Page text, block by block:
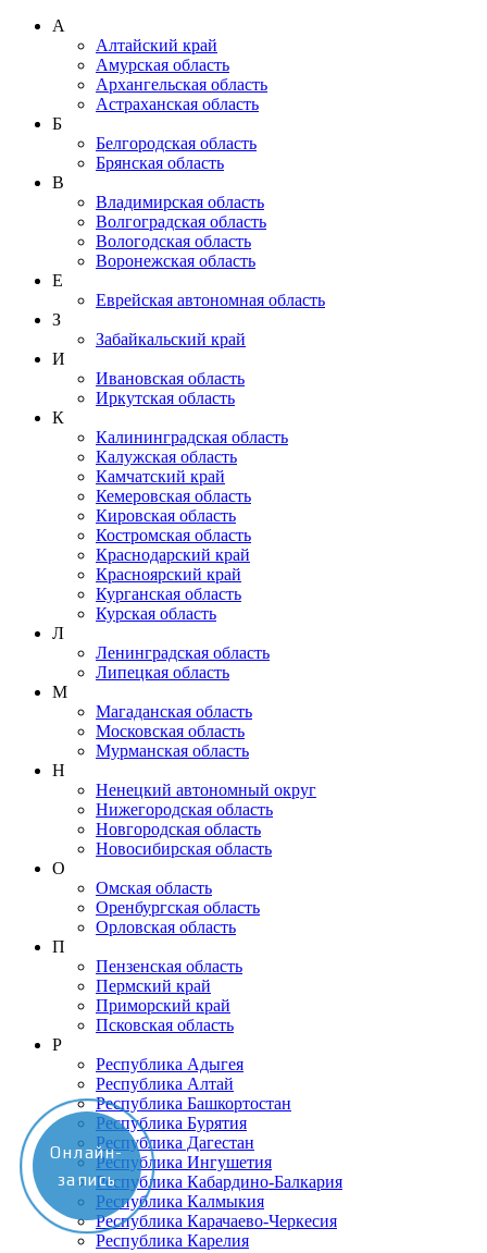
А
Алтайский край
Амурская область
Архангельская область
Астраханская область
Б
Белгородская область
Брянская область
В
Владимирская область
Волгоградская область
Вологодская область
Воронежская область
Е
Еврейская автономная область
З
Забайкальский край
И
Ивановская область
Иркутская область
К
Калининградская область
Калужская область
Камчатский край
Кемеровская область
Кировская область
Костромская область
Краснодарский край
Красноярский край
Курганская область
Курская область
Л
Ленинградская область
Липецкая область
М
Магаданская область
Московская область
Мурманская область
Н
Ненецкий автономный округ
Нижегородская область
Новгородская область
Новосибирская область
О
Омская область
Оренбургская область
Орловская область
П
Пензенская область
Пермский край
Приморский край
Псковская область
Р
Республика Адыгея
Республика Алтай
Республика Башкортостан
Республика Бурятия
Республика Дагестан
Республика Ингушетия
Республика Кабардино-Балкария
Республика Калмыкия
Республика Карачаево-Черкеcия
Республика Карелия
Онлайн-
запись